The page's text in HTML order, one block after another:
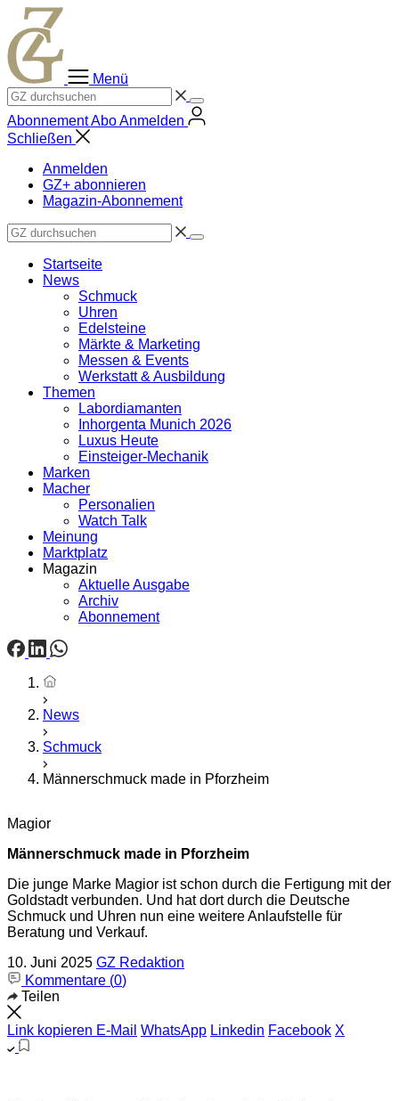
Zum
Inhalt
springen
Menü
AbonnementAboAnmelden
Schließen
Anmelden
GZ+ abonnieren
Magazin-Abonnement
Startseite
News
Schmuck
Uhren
Edelsteine
Märkte & Marketing
Messen & Events
Werkstatt & Ausbildung
Themen
Labordiamanten
Inhorgenta Munich 2026
Luxus Heute
Einsteiger-Mechanik
Marken
Macher
Personalien
Watch Talk
Meinung
Marktplatz
Magazin
Aktuelle Ausgabe
Archiv
Abonnement
Startseite
News
Schmuck
Männerschmuck made in Pforzheim
Magior
Männerschmuck made in Pforzheim
Die junge Marke Magior ist schon durch die Fertigung mit der
Goldstadt verbunden. Und hat dort durch die Deutsche
Schmuck und Uhren nun eine weitere Anlaufstelle für
Beratung und Verkauf.
10. Juni 2025 GZ Redaktion
Kommentare (0)
Teilen
Link kopieren E-Mail WhatsApp Linkedin Facebook X